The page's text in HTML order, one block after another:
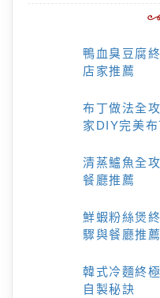
鴨血臭豆腐
店家推薦
布丁做法全
家DIY完美布
清蒸鱸魚全
餐廳推薦
鮮蝦粉絲煲
驟與餐廳推
韓式冷麵終
自製秘訣